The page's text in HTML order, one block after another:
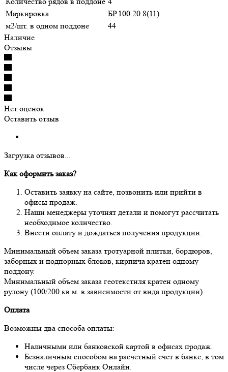
Маркировка
БР.100.20.8(11)
м2/шт. в одном поддоне
44
Наличие
Отзывы
Нет оценок
Оставить отзыв
Загрузка отзывов...
Как оформить заказ?
Оставить заявку на сайте, позвонить или прийти в
офисы продаж.
Наши менеджеры уточнят детали и помогут рассчитать
необходимое количество.
Внести оплату и дождаться получения продукции.
Минимальный объем заказа тротуарной плитки, бордюров,
заборных и подпорных блоков, кирпича кратен одному
поддону.
Минимальный объем заказа геотекстиля кратен одному
рулону (100/200 кв.м. в зависимости от вида продукции).
Оплата
Возможны два способа оплаты:
Наличными или банковской картой в офисах продаж.
Безналичным способом на расчетный счет в банке, в том
числе через Сбербанк Онлайн.